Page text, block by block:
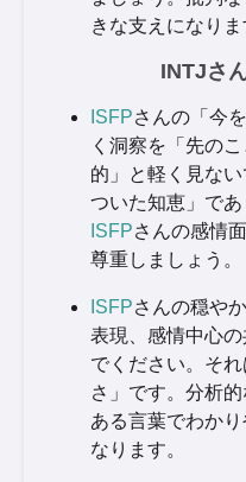
きな支えになりま
INTJさ
ISFPさんの「今
く洞察を「先の
的」と軽く見な
ついた知恵」であ
ISFPさんの感情
尊重しましょう。
ISFPさんの穏や
表現、感情中心
でください。そ
さ」です。分析
ある言葉でわか
なります。